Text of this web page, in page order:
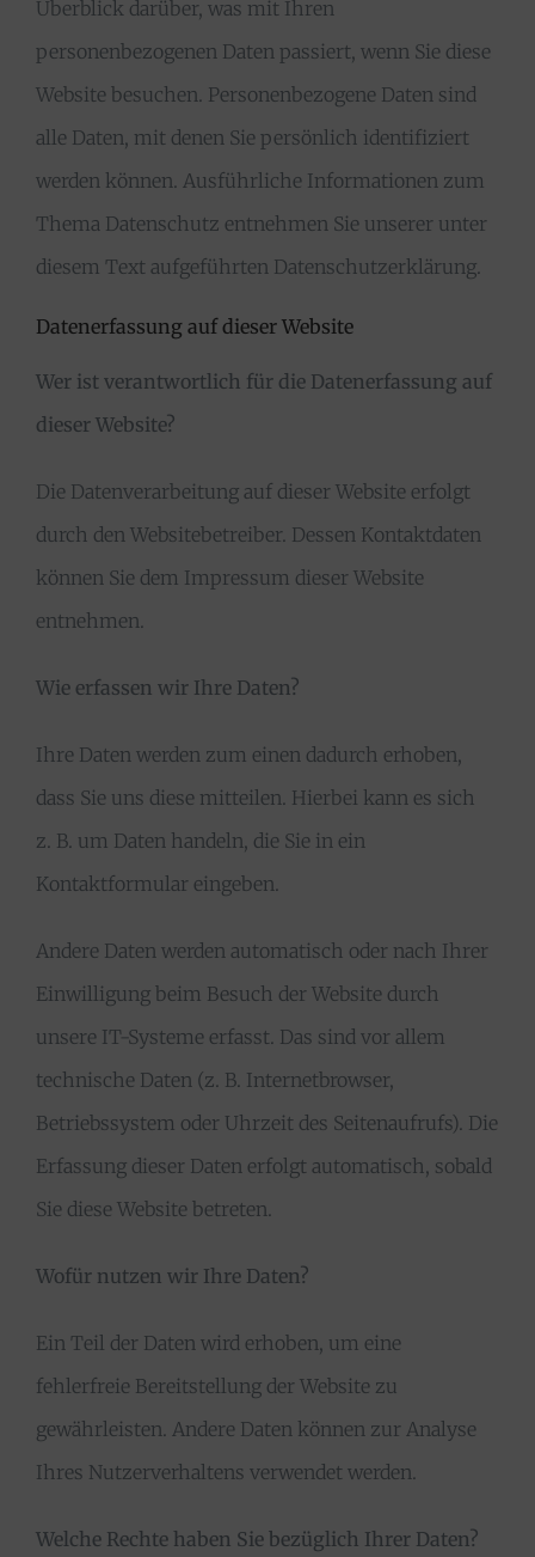
Überblick darüber, was mit Ihren
personenbezogenen Daten passiert, wenn Sie diese
Website besuchen. Personenbezogene Daten sind
alle Daten, mit denen Sie persönlich identifiziert
werden können. Ausführliche Informationen zum
Thema Datenschutz entnehmen Sie unserer unter
diesem Text aufgeführten Datenschutzerklärung.
Datenerfassung auf dieser Website
Wer ist verantwortlich für die Datenerfassung auf
dieser Website?
Die Datenverarbeitung auf dieser Website erfolgt
durch den Websitebetreiber. Dessen Kontaktdaten
können Sie dem Impressum dieser Website
entnehmen.
Wie erfassen wir Ihre Daten?
Ihre Daten werden zum einen dadurch erhoben,
dass Sie uns diese mitteilen. Hierbei kann es sich
z. B. um Daten handeln, die Sie in ein
Kontaktformular eingeben.
Andere Daten werden automatisch oder nach Ihrer
Einwilligung beim Besuch der Website durch
unsere IT-Systeme erfasst. Das sind vor allem
technische Daten (z. B. Internetbrowser,
Betriebssystem oder Uhrzeit des Seitenaufrufs). Die
Erfassung dieser Daten erfolgt automatisch, sobald
Sie diese Website betreten.
Wofür nutzen wir Ihre Daten?
Ein Teil der Daten wird erhoben, um eine
fehlerfreie Bereitstellung der Website zu
gewährleisten. Andere Daten können zur Analyse
Ihres Nutzerverhaltens verwendet werden.
Welche Rechte haben Sie bezüglich Ihrer Daten?